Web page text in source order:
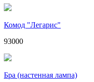
Комод "Легарис"
93000
Бра (настенная лампа)